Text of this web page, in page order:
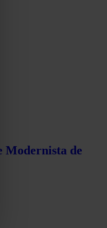
Modernista de